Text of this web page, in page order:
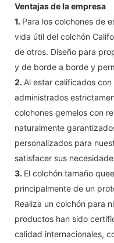
Ventajas de la empresa
1. Para los colchones de
vida útil del colchón
de otros. Diseño para
y de borde a borde y
2. Al estar calificados
administrados
colchones gemelos con
naturalmente
personalizados para
satisfacer sus
3. El colchón tamaño
principalmente de un
Realiza un colchón para
productos han sido
calidad internacionales,